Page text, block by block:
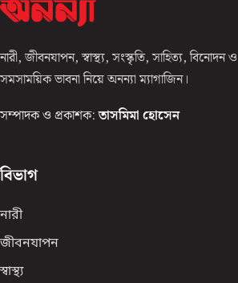
নারী, জীবনযাপন, স্বাস্থ্য, সংস্কৃতি, সাহিত্য, বিনোদন ও
সমসাময়িক ভাবনা নিয়ে অনন্যা ম্যাগাজিন।
সম্পাদক ও প্রকাশক: তাসমিমা হোসেন
বিভাগ
নারী
জীবনযাপন
স্বাস্থ্য